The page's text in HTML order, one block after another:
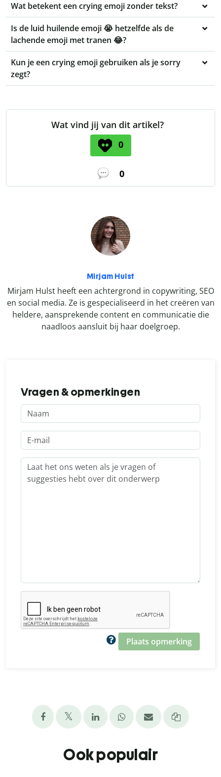
Wat betekent een crying emoji zonder tekst?
Is de luid huilende emoji 😭 hetzelfde als de
lachende emoji met tranen 😂?
Kun je een crying emoji gebruiken als je sorry
zegt?
Wat vind jij van dit artikel?
0
0
Mirjam Hulst
Mirjam Hulst heeft een achtergrond in copywriting, SEO
en social media. Ze is gespecialiseerd in het creëren van
heldere, aansprekende content en communicatie die
naadloos aansluit bij haar doelgroep.
Vragen & opmerkingen
Plaats opmerking
Ook populair